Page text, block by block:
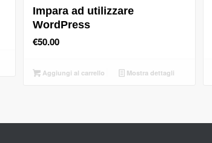
Impara ad utilizzare
WordPress
€50.00
Aggiungi al carrello Mostra dettagli